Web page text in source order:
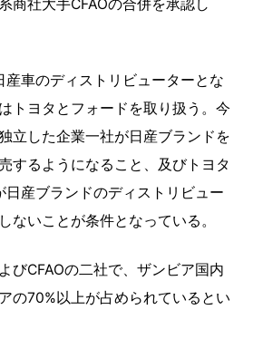
商社大手CFAOの合併を承認し
産車のディストリビューターとな
トヨタとフォードを取り扱う。今
立した企業一社が日産ブランドを
するようになること、及びトヨタ
日産ブランドのディストリビュー
ないことが条件となっている。
びCFAOの二社で、ザンビア国内
の70%以上が占められているとい